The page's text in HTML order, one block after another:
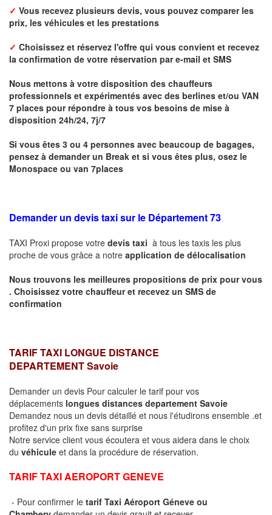
✓ Vous recevez plusieurs devis, vous pouvez comparer les
prix, les véhicules et les prestations
✓ Choisissez et réservez l'offre qui vous convient et recevez
la confirmation de votre réservation pare-mail et SMS
Nous mettons à votre disposition des chauffeurs
professionnels et expérimentés avec des berlines et/ou VAN
7 places pour répondre à tous vos besoins de mise à
disposition 24h/24, 7j/7
Si vous êtes 3 ou 4 personnes avec beaucoup de bagages,
pensez à demander un Break et si vous êtes plus, osez le
Monospace ou van 7places
Demander un devis taxi sur le Département 73
TAXI Proxi propose votre devis taxi à tous les taxis les plus
proche de vous grâce a notre application de délocalisation
Nous trouvons les meilleures propositions de prix pour vous
. Choisissez votre chauffeur et recevez un SMS de
confirmation
TARIF TAXI LONGUE DISTANCE
DEPARTEMENTSavoie
Demander un devis Pour calculer le tarif pour vos
déplacements longues distances departement Savoie
Demandez nous un devis détaillé et nous l'étudirons ensemble .et
profitez d'un prix fixe sans surprise
Notre service client vous écoutera et vous aidera dans le choix
du véhicule et dans la procédure de réservation.
TARIF TAXI AEROPORT GENEVE
- Pour confirmer le tarif Taxi Aéroport Géneve ou